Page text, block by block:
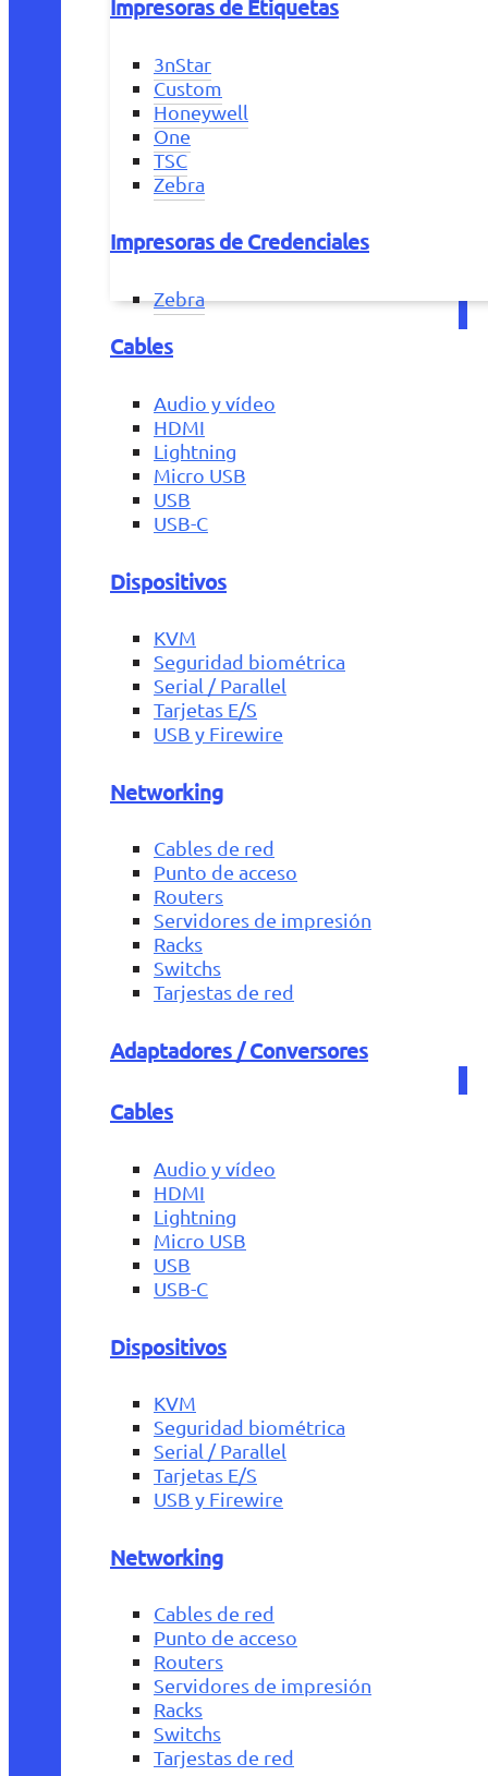
Impresoras de Etiquetas
3nStar
Custom
Honeywell
One
TSC
Zebra
Impresoras de Credenciales
Zebra
Cables
Audio y vídeo
HDMI
Lightning
Micro USB
USB
USB-C
Dispositivos
KVM
Seguridad biométrica
Serial / Parallel
Tarjetas E/S
USB y Firewire
Networking
Cables de red
Punto de acceso
Routers
Servidores de impresión
Racks
Switchs
Tarjestas de red
Adaptadores / Conversores
Cables
Audio y vídeo
HDMI
Lightning
Micro USB
USB
USB-C
Dispositivos
KVM
Seguridad biométrica
Serial / Parallel
Tarjetas E/S
USB y Firewire
Networking
Cables de red
Punto de acceso
Routers
Servidores de impresión
Racks
Switchs
Tarjestas de red